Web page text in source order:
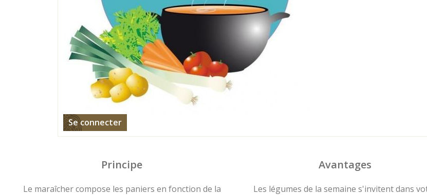
Se connecter
Principe
Le maraîcher compose les paniers en fonction de la
Avantages
Les légumes de la semaine s'invitent dans